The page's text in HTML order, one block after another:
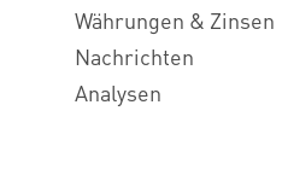
Währungen & Zinsen
Nachrichten
Analysen